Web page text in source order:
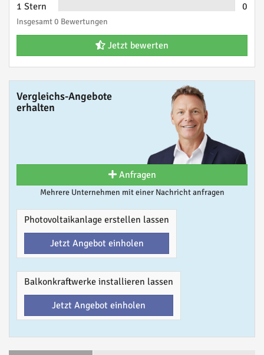
1 Stern
0
Insgesamt 0 Bewertungen
Jetzt bewerten
Vergleichs-Angebote
erhalten
Anfragen
Mehrere Unternehmen mit einer Nachricht anfragen
Photovoltaikanlage erstellen lassen
Jetzt Angebot einholen
Balkonkraftwerke installieren lassen
Jetzt Angebot einholen